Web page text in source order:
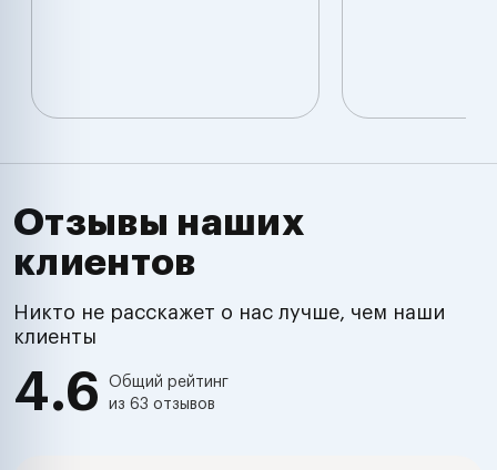
Отзывы наших
клиентов
Никто не расскажет о нас лучше, чем наши
клиенты
4.6
Общий рейтинг
из 63 отзывов